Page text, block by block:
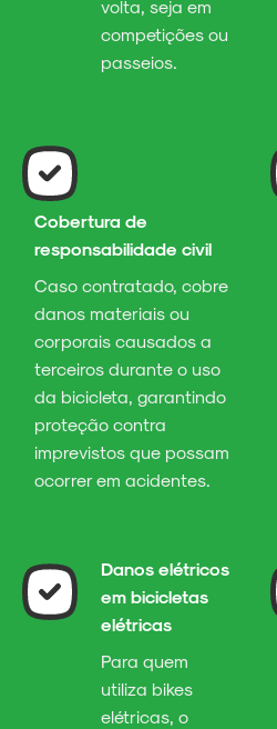
volta, seja em
competições ou
passeios.
Cobertura de
responsabilidade civil
Caso contratado, cobre
danos materiais ou
corporais causados a
terceiros durante o uso
da bicicleta, garantindo
proteção contra
imprevistos que possam
ocorrer em acidentes.
Danos elétricos
em bicicletas
elétricas
Para quem
utiliza bikes
elétricas, o